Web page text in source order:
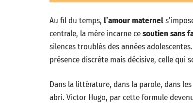
Au fil du temps, l’amour maternel
centrale, la mère incarne cesoutien sans
silences troublés des années
présence discrète mais décisive, celle qui
Dans la littérature, dans la parole, dans
abri. Victor Hugo, par cette formule